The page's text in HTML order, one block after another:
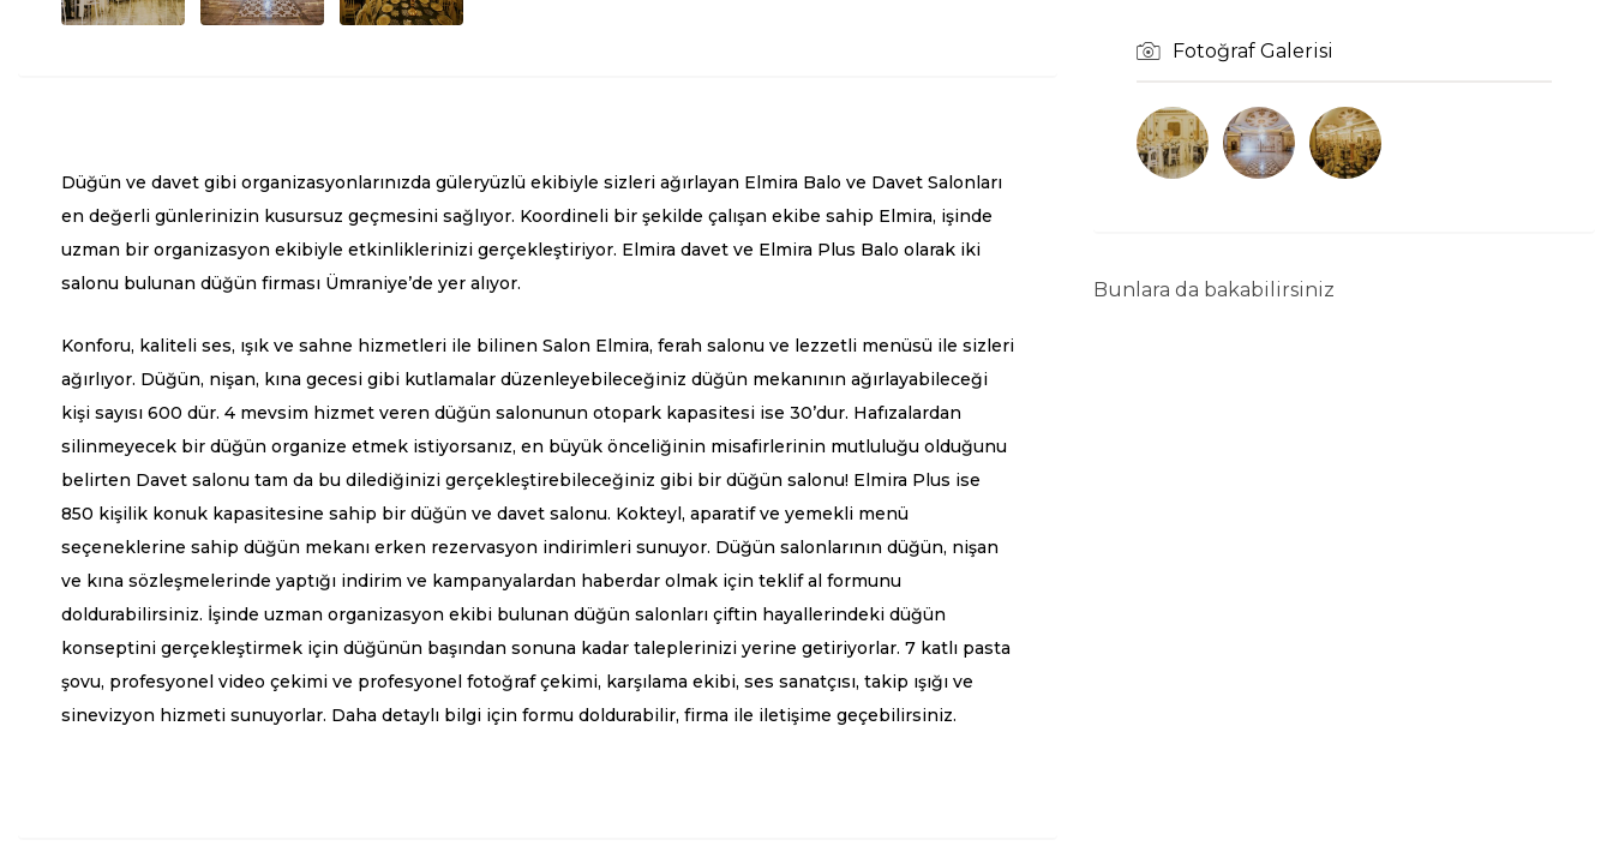
Düğün ve davet gibi organizasyonlarınızda güleryüzlü ekibiyle sizleri ağırlayan Elmira Balo ve Davet Salonları
en değerli günlerinizin kusursuz geçmesini sağlıyor. Koordineli bir şekilde çalışan ekibe sahip Elmira, işinde
uzman bir organizasyon ekibiyle etkinliklerinizi gerçekleştiriyor. Elmira davet ve Elmira Plus Balo olarak iki
salonu bulunan düğün firması Ümraniye’de yer alıyor.
Konforu, kaliteli ses, ışık ve sahne hizmetleri ile bilinen Salon Elmira, ferah salonu ve lezzetli menüsü ile sizleri
ağırlıyor. Düğün, nişan, kına gecesi gibi kutlamalar düzenleyebileceğiniz düğün mekanının ağırlayabileceği
kişi sayısı 600 dür. 4 mevsim hizmet veren düğün salonunun otopark kapasitesi ise 30’dur. Hafızalardan
silinmeyecek bir düğün organize etmek istiyorsanız, en büyük önceliğinin misafirlerinin mutluluğu olduğunu
belirten Davet salonu tam da bu dilediğinizi gerçekleştirebileceğiniz gibi bir düğün salonu! Elmira Plus ise
850 kişilik konuk kapasitesine sahip bir düğün ve davet salonu. Kokteyl, aparatif ve yemekli menü
seçeneklerine sahip düğün mekanı erken rezervasyon indirimleri sunuyor. Düğün salonlarının düğün, nişan
ve kına sözleşmelerinde yaptığı indirim ve kampanyalardan haberdar olmak için teklif al formunu
doldurabilirsiniz. İşinde uzman organizasyon ekibi bulunan düğün salonları çiftin hayallerindeki düğün
konseptini gerçekleştirmek için düğünün başından sonuna kadar taleplerinizi yerine getiriyorlar. 7 katlı pasta
şovu, profesyonel video çekimi ve profesyonel fotoğraf çekimi, karşılama ekibi, ses sanatçısı, takip ışığı ve
sinevizyon hizmeti sunuyorlar. Daha detaylı bilgi için formu doldurabilir, firma ile iletişime geçebilirsiniz.
Fotoğraf Galerisi
Bunlara da bakabilirsiniz